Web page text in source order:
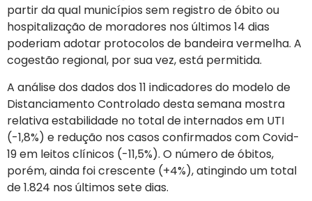
partir da qual municípios sem registro de óbito ou
hospitalização de moradores nos últimos 14 dias
poderiam adotar protocolos de bandeira vermelha. A
cogestão regional, por sua vez, está permitida.
A análise dos dados dos 11 indicadores do modelo de
Distanciamento Controlado desta semana mostra
relativa estabilidade no total de internados em UTI
(-1,8%) e redução nos casos confirmados com Covid-
19 em leitos clínicos (-11,5%). O número de óbitos,
porém, ainda foi crescente (+4%), atingindo um total
de 1.824 nos últimos sete dias.